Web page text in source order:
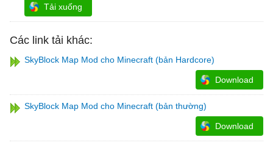
Tải xuống
Các link tải khác:
SkyBlock Map Mod cho Minecraft (bản Hardcore)
Download
SkyBlock Map Mod cho Minecraft (bản thường)
Download